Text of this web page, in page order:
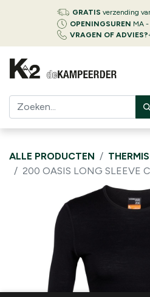
GRATIS verzending
OPENINGSUREN MA
VRAGEN OF ADVIES?
ALLE PRODUCTEN
200 OASIS LONG SLEEVE